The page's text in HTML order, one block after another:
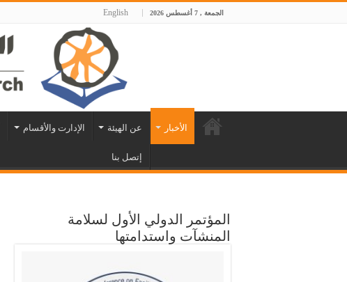
الجمعة , 7 أغسطس 2026 English
الأخبار عن الهيئة الإدارت والأقسام
إتصل بنا
المؤتمر الدولي الأول لسلامة
المنشآت واستدامتها